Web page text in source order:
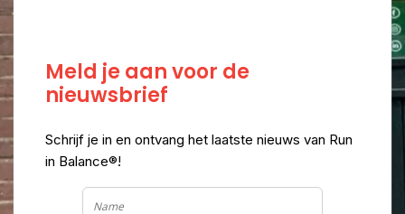
Meld je aan voor de
nieuwsbrief
Schrijf je in en ontvang het laatste nieuws van Run
in Balance®!